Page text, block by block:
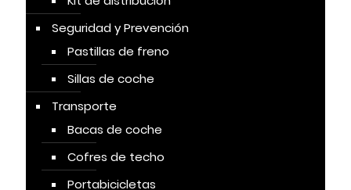
Seguridad y Prevención
Pastillas de freno
Sillas de coche
Transporte
Bacas de coche
Cofres de techo
Portabicicletas